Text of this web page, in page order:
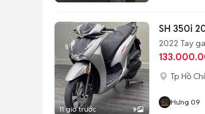
11 giờ trước 9
SH 350i
2022 Tay ga
Tp Hồ
Hưng 09